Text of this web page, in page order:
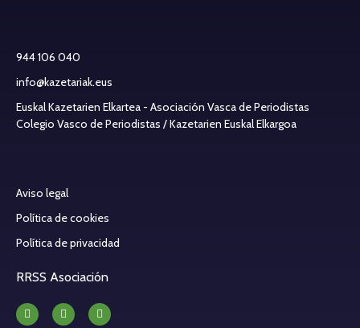
944 106 040
info@kazetariak.eus
Euskal Kazetarien Elkartea - Asociación Vasca de Periodistas
Colegio Vasco de Periodistas / Kazetarien Euskal Elkargoa
Aviso legal
Política de cookies
Política de privacidad
RRSS Asociación